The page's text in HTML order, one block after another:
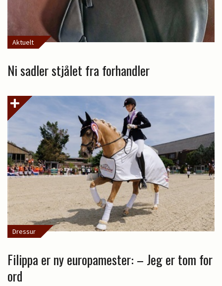
Aktuelt
Ni sadler stjålet fra forhandler
Dressur
Filippa er ny europamester: – Jeg er tom for
ord